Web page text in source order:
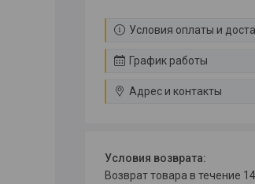
Условия оплаты и
График работы
Адрес и контакты
возврат товара в течение